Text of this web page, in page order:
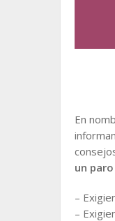
En
un
–
–